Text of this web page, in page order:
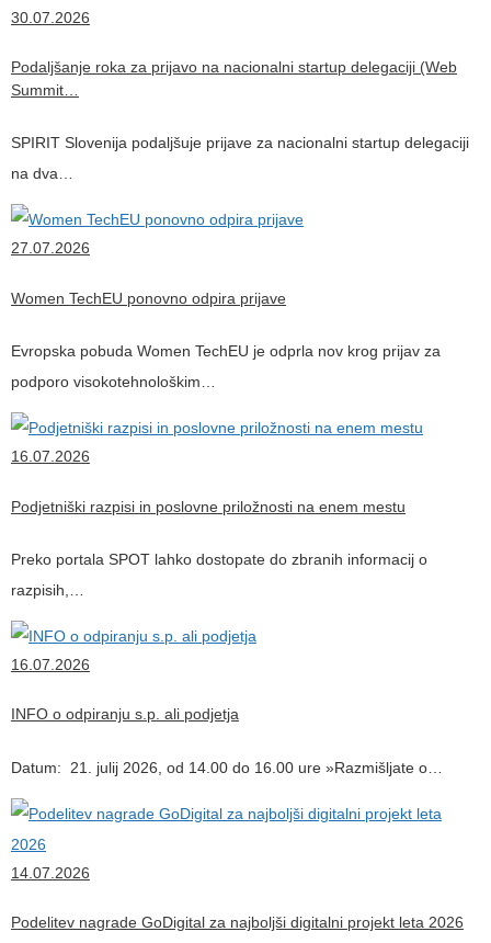
30.07.2026
Podaljšanje roka za prijavo na nacionalni startup delegaciji (Web
Summit…
SPIRIT Slovenija podaljšuje prijave za nacionalni startup delegaciji
na dva…
27.07.2026
Women TechEU ponovno odpira prijave
Evropska pobuda Women TechEU je odprla nov krog prijav za
podporo visokotehnološkim…
16.07.2026
Podjetniški razpisi in poslovne priložnosti na enem mestu
Preko portala SPOT lahko dostopate do zbranih informacij o
razpisih,…
16.07.2026
INFO o odpiranju s.p. ali podjetja
Datum: 21. julij 2026, od 14.00 do 16.00 ure »Razmišljate o…
14.07.2026
Podelitev nagrade GoDigital za najboljši digitalni projekt leta 2026